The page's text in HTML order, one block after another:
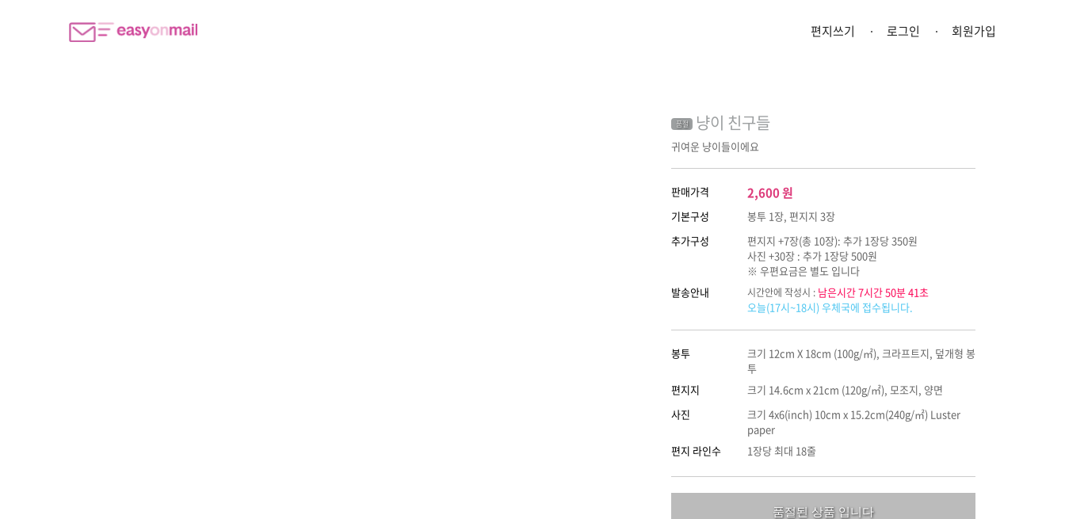
편지쓰기 로그인 회원가입
품절 냥이 친구들
귀여운 냥이들이에요
판매가격 2,600원
기본구성
봉투 1장, 편지지 3장
추가구성
편지지 +7장(총 10장): 추가 1장당 350원
사진 +30장 : 추가 1장당 500원
※ 우편요금은 별도 입니다
발송안내
시간안에 작성시 : 남은시간 7시간 50분 40초
오늘(17시~18시) 우체국에 접수됩니다.
봉투
크기 12cm X 18cm (100g/㎡), 크라프트지, 덮개형 봉
투
편지지
크기 14.6cm x 21cm (120g/㎡), 모조지, 양면
사진
크기 4x6(inch) 10cm x 15.2cm(240g/㎡) Luster
paper
편지 라인수
1장당 최대 18줄
품절된 상품 입니다